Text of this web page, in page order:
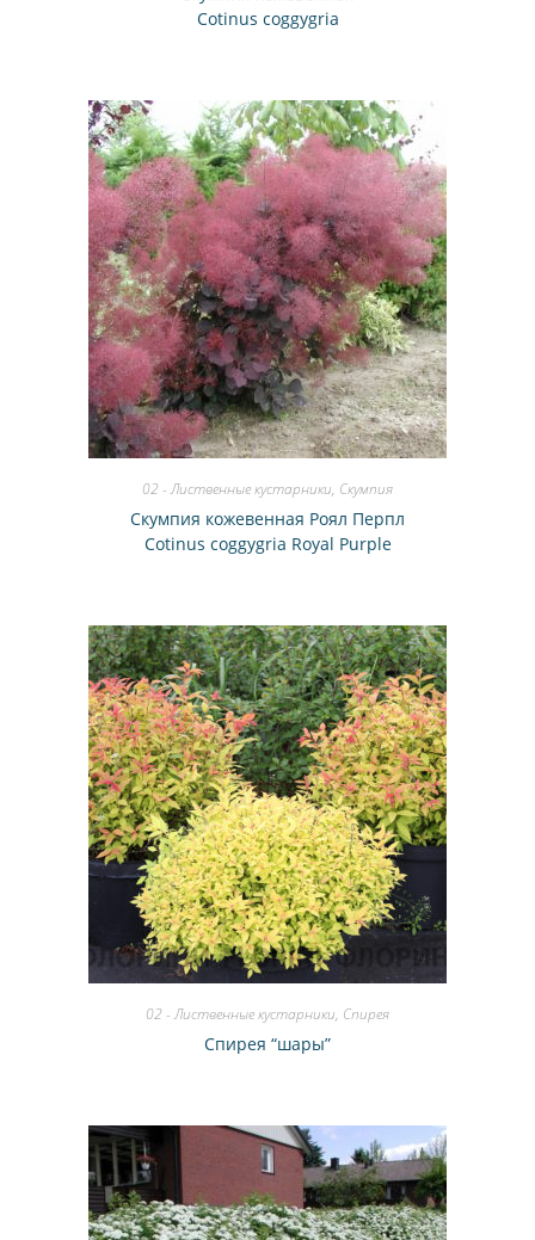
Cotinus coggygria
02 - Лиственные кустарники, Скумпия
Скумпия кожевенная Роял Перпл
Cotinus coggygria Royal Purple
02 - Лиственные кустарники, Спирея
Спирея “шары”